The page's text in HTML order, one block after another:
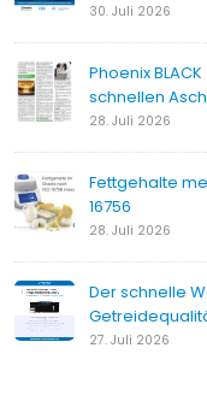
30. Juli 2026
Phoenix
schnellen
28. Juli 2026
Fettgehalte
16756
28. Juli 2026
Der schnelle
27. Juli 2026